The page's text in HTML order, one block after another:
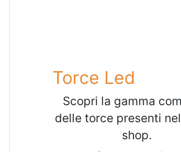
Torce Led
Scopri la gamma
delle torce presenti
shop.